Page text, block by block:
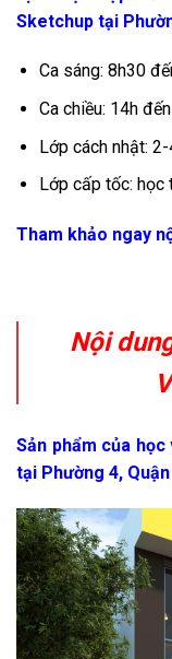
Sketchup tại
Ca sáng: 8h30
Ca chiều: 14h
Lớp cách nhật:
Lớp cấp tốc:
Tham khảo ngay
Nội
Sản phẩm của
tại Phường 4,